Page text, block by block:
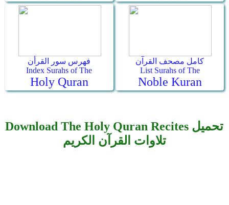
فهرس سور القرأن
Index Surahs of The
Holy Quran
كامل مصحف القرآن
List Surahs of The
Noble Kuran
Download The Holy Quran Recites تحميل
تلاوات القرآن الكريم